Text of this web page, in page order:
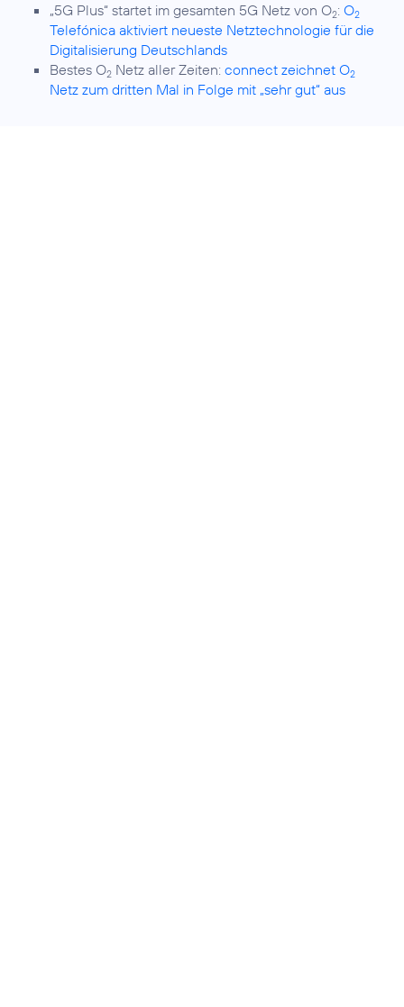
„5G Plus“ startet im gesamten 5G Netz von O2: O2
Telefónica aktiviert neueste Netztechnologie für die
Digitalisierung Deutschlands
Bestes O2 Netz aller Zeiten: connect zeichnet O2
Netz zum dritten Mal in Folge mit „sehr gut“ aus